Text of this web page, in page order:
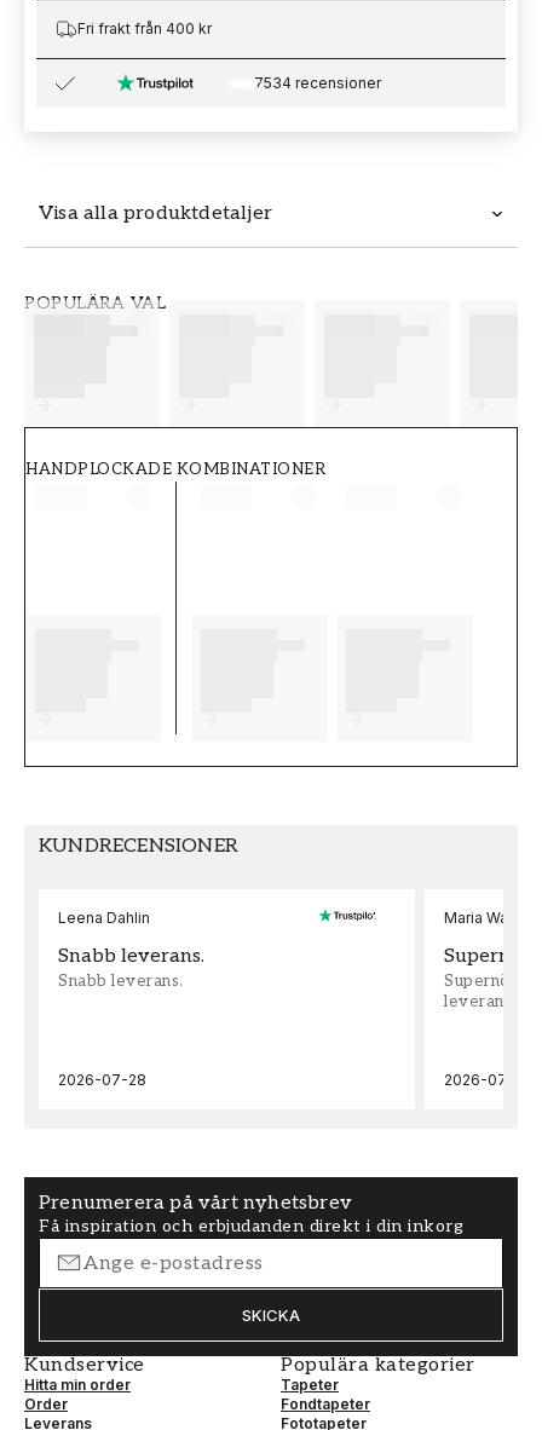
Visa alla produktdetaljer
POPULÄRA VAL
HANDPLOCKADE KOMBINATIONER
Fri frakt från 400 kr
7534 recensioner
KUNDRECENSIONER
Leena Dahlin
Snabb leverans.
Snabb leverans.
2026-07-28
Maria
leveran,
2026-07-22
Prenumerera på vårt nyhetsbrev
Få inspiration och erbjudanden direkt i din inkorg
SKICKA
Kundservice
Hitta min order
Order
Leverans
Populära kategorier
Tapeter
Fondtapeter
Fototapeter